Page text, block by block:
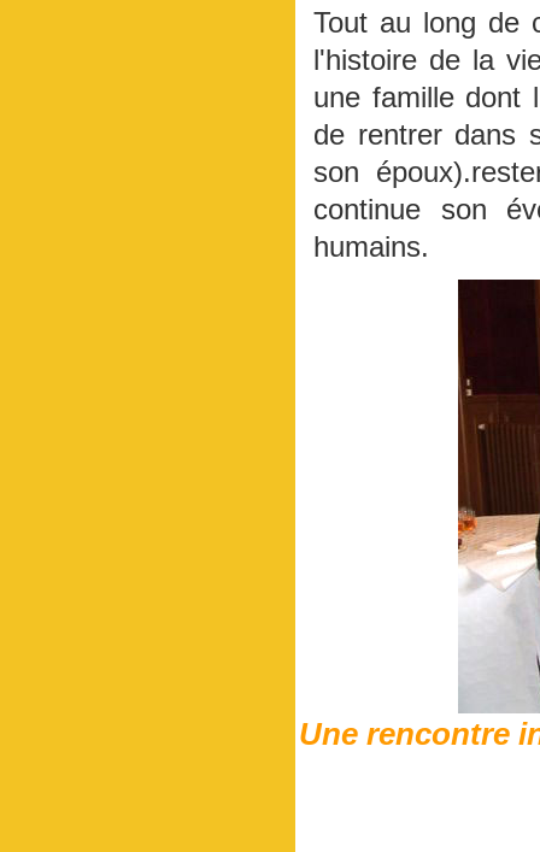
Tout au long de
l'histoire de la
une famille dont
de rentrer dans
son
continue son
humains.
Une rencontre